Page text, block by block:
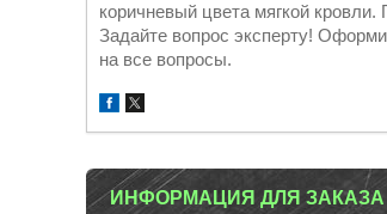
коричневый цвета мягкой
Задайте вопрос эксперту!
на все вопросы.
ИНФОРМАЦИЯ ДЛЯ ЗАКАЗА